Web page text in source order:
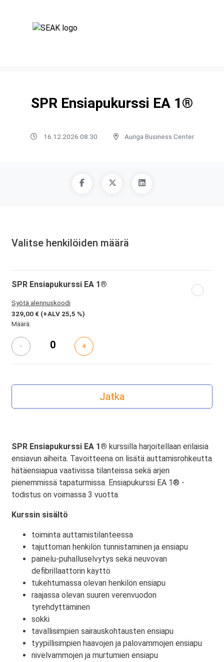
SPR Ensiapukurssi EA 1®
16.12.2026 08:30 Auriga Business Center
Valitse henkilöiden määrä
SPR Ensiapukurssi EA 1®
Syötä alennuskoodi
329,00 € (+ALV 25,5 %)
Määrä:
- +
SPR Ensiapukurssi EA 1® kurssilla harjoitellaan erilaisia
ensiavun aiheita. Tavoitteena on lisätä auttamisrohkeutta
hätäensiapua vaativissa tilanteissa sekä arjen
pienemmissä tapaturmissa. Ensiapukurssi EA 1® -
todistus on voimassa 3 vuotta.
Kurssin sisältö
toiminta auttamistilanteessa
tajuttoman henkilön tunnistaminen ja ensiapu
painelu-puhalluselvytys sekä neuvovan
defibrillaattorin käyttö
tukehtumassa olevan henkilön ensiapu
raajassa olevan suuren verenvuodon
tyrehdyttäminen
sokki
tavallisimpien sairauskohtausten ensiapu
tyypillisimpien haavojen ja palovammojen ensiapu
nivelvammojen ja murtumien ensiapu